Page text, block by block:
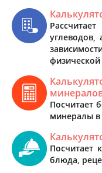
физической
Посчитает
минералы
Посчитает
блюда,